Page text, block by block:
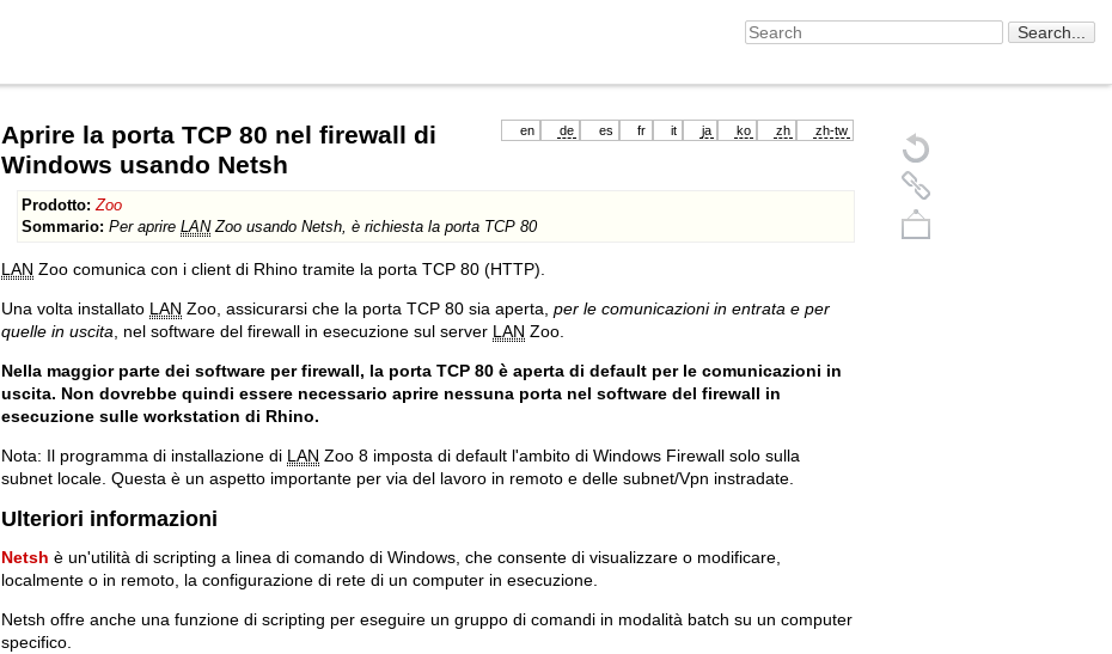
en de es fr it ja ko zh zh-tw
Aprire la porta TCP 80 nel firewall di
Windows usando Netsh
Prodotto: Zoo
Sommario: Per aprireLANZoo usando Netsh, è richiesta la porta TCP 80
LAN Zoo comunica con i client di Rhino tramite la porta TCP 80 (HTTP).
Una volta installato LAN Zoo, assicurarsi che la porta TCP 80 sia aperta, per le comunicazioni in entrata e per
quelle in uscita , nel software del firewall in esecuzione sul server LAN Zoo.
Nella maggior parte dei software per firewall, la porta TCP 80 è aperta di default per le comunicazioni in
uscita. Non dovrebbe quindi essere necessario aprire nessuna porta nel software del firewall in
esecuzione sulle workstation di Rhino.
Nota: Il programma di installazione di LAN Zoo 8 imposta di default l'ambito di Windows Firewall solo sulla
subnet locale. Questa è un aspetto importante per via del lavoro in remoto e delle subnet/Vpn instradate.
Ulteriori informazioni
Netsh è un'utilità di scripting a linea di comando di Windows, che consente di visualizzare o modificare,
localmente o in remoto, la configurazione di rete di un computer in esecuzione.
Netsh offre anche una funzione di scripting per eseguire un gruppo di comandi in modalità batch su un computer
specifico.